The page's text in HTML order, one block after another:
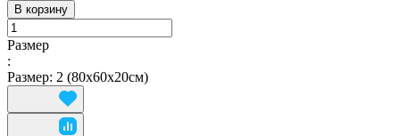
В корзину
Размер
:
Размер: 2 (80х60х20см)